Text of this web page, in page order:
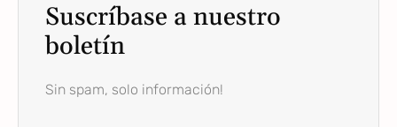
Suscríbase a nuestro
boletín
Sin spam, solo información!